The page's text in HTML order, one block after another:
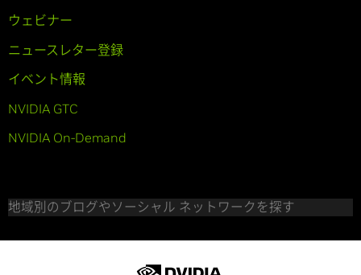
ウェビナー
ニュースレター登録
イベント情報
NVIDIA GTC
NVIDIA On-Demand
地域別のブログやソーシャル ネットワークを探す